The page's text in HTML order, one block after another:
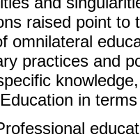
raised point to
omnilateral
practices and
in